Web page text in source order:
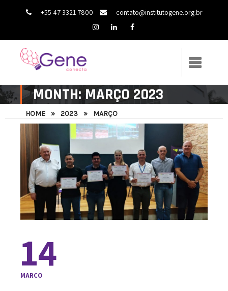
+55 47 3321 7800 contato@institutogene.org.br
MONTH: MARÇO 2023
HOME » 2023 » MARÇO
14
MARÇO